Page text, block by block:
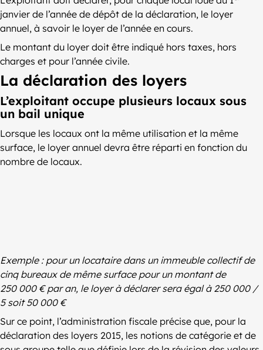
janvier de l’année de dépôt de la déclaration, le loyer
annuel, à savoir le loyer de l’année en cours.
Le montant du loyer doit être indiqué hors taxes, hors
charges et pour l’année civile.
La déclaration des loyers
L’exploitant occupe plusieurs locaux sous
un bail unique
Lorsque les locaux ont la même utilisation et la même
surface, le loyer annuel devra être réparti en fonction du
nombre de locaux.
Exemple : pour un locataire dans un immeuble collectif de
cinq bureaux de même surface pour un montant de
250 000 € par an, le loyer à déclarer sera égal à 250 000 /
5 soit 50 000 €
Sur ce point, l’administration fiscale précise que, pour la
déclaration des loyers 2015, les notions de catégorie et de